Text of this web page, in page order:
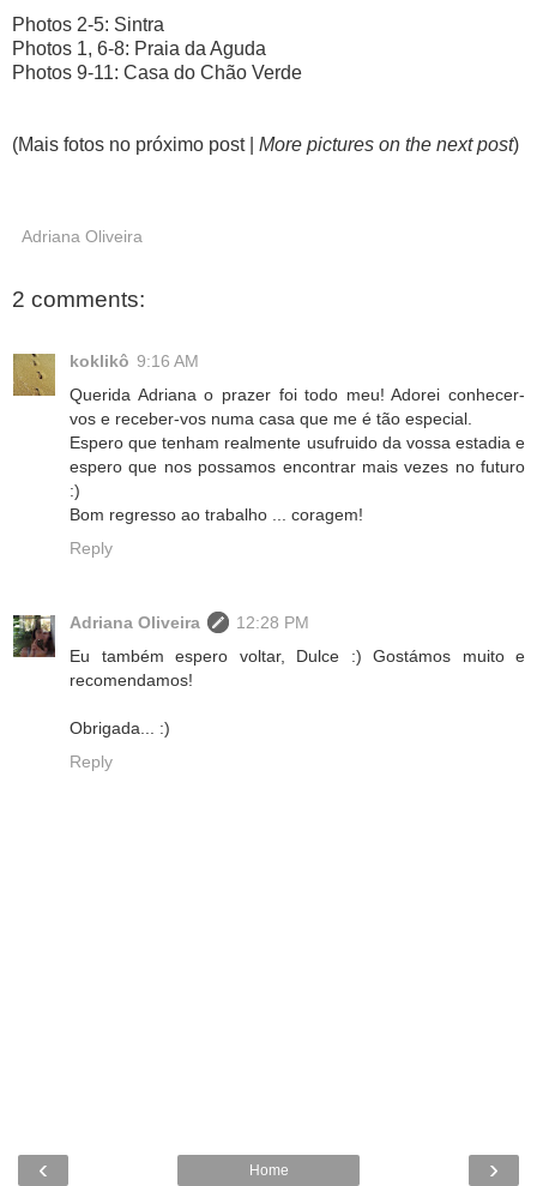
Photos 2-5: Sintra
Photos 1, 6-8: Praia da Aguda
Photos 9-11: Casa do Chão Verde
(Mais fotos no próximo post | More pictures on the next post)
Adriana Oliveira
2 comments:
koklikô 9:16 AM
Querida Adriana o prazer foi todo meu! Adorei conhecer-
vos e receber-vos numa casa que me é tão especial.
Espero que tenham realmente usufruido da vossa estadia e
espero que nos possamos encontrar mais vezes no futuro
:)
Bom regresso ao trabalho ... coragem!
Reply
Adriana Oliveira
12:28 PM
Eu também espero voltar, Dulce :) Gostámos muito e
recomendamos!
Obrigada... :)
Reply
‹ ›
Home